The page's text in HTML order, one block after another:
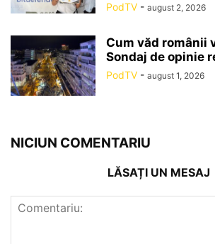
PodTV - august 2, 2026
Cum văd românii
Sondaj de opinie
PodTV - august 1, 2026
NICIUN COMENTARIU
LĂSAȚI UN MESAJ